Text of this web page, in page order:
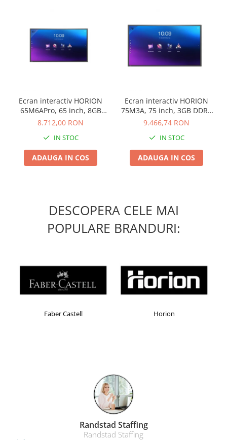
Ecran interactiv HORION
65M6APro, 65 inch, 8GB
DDR4 + 128GB Standard,
core A
8.712,00 RON
IN STOC
ADAUGA IN COS
Ecran interactiv HORION
75M3A, 75 inch, 3GB DDR4
+ 32GB Standard, Android
A73+A53
9.466,74 RON
IN STOC
ADAUGA IN COS
DESCOPERA CELE MAI
POPULARE BRANDURI:
Faber Castell Horion
Randstad Staffing
Randstad Staffing